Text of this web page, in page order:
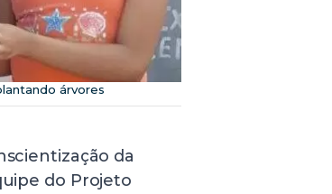
árvores
da
do Projeto